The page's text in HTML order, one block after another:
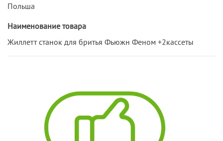
Польша
Наименование товара
Жиллетт станок для бритья Фьюжн Феном +2кассеты